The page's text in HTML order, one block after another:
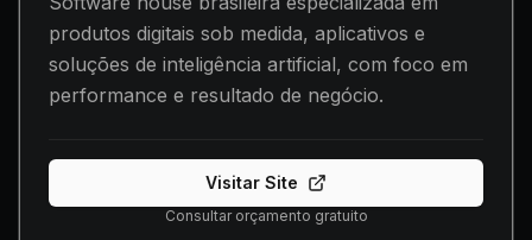
produtos digitais sob medida, aplicativos e
soluções de inteligência artificial, com foco em
performance e resultado de negócio.
Visitar Site
Consultar orçamento gratuito